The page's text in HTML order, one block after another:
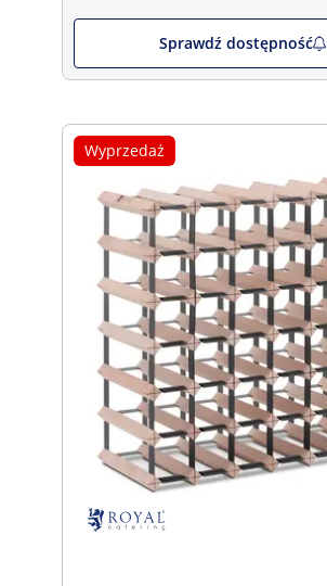
Sprawdź dostępność
Wyprzedaż